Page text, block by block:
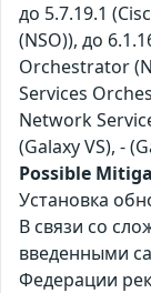
до 5.7.19.1
(NSO)), до
Orchestrator
Services
Network
(Galaxy VS), -
Possible
Установка
В связи со
введенными
Федерации